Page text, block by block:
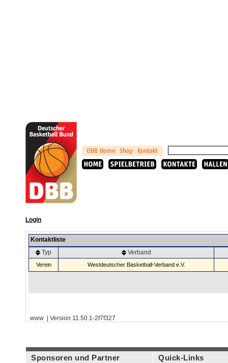
Login
Kontaktliste
Typ
Verband
Verein Westdeutscher Basketball-Verband e.V.
www | Version 11.50.1-2f7f327
Sponsoren und Partner Quick-Links